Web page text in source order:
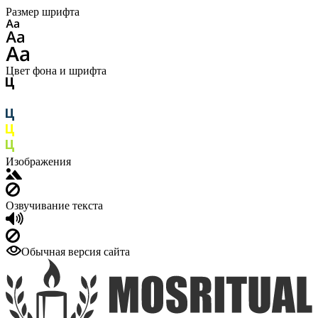
Размер шрифта
Цвет фона и шрифта
Изображения
Озвучивание текста
Обычная версия сайта